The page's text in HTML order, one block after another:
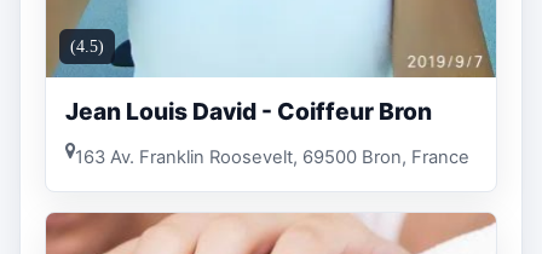
(4.5)
Jean Louis David - Coiffeur Bron
163 Av. Franklin Roosevelt, 69500 Bron, France